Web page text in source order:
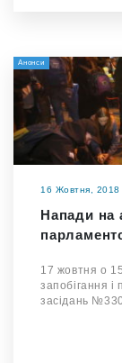
Анонси
16 Жовтня, 2018
Напади на
17 жовтня о
запобігання і
засідань